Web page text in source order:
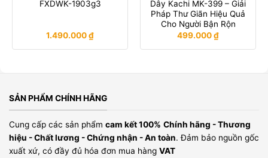
FXDWK-1903g3
1.490.000₫
Dây Kachi MK-399 – Giải
Pháp Thư Giãn Hiệu Quả
Cho Người Bận Rộn
499.000₫
SẢN PHẨM CHÍNH HÃNG
Cung cấp các sản phẩm cam kết 100% Chính hãng - Thương
hiệu - Chất lương - Chứng nhận - An toàn. Đảm bảo nguồn gốc
xuất xứ, có đầy đủ hóa đơn mua hàng VAT